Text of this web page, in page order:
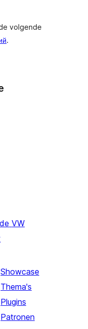
volgende
.
VW
Showcase
Thema's
Plugins
Patronen